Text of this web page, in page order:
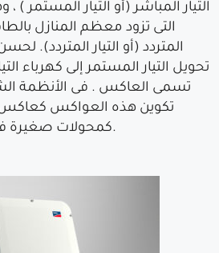
التيار المباشر (أو التيار المستمر
التى تزود معظم المنازل
المتردد (أو التيار المتردد).
تحويل التيار المستمر إلى كهرباء
تسمى العاكس . فى الأنظمة
تكوين هذه العواكس كعاكس
كمحولات صغيرة فردية مثبتة خلف الألواح.